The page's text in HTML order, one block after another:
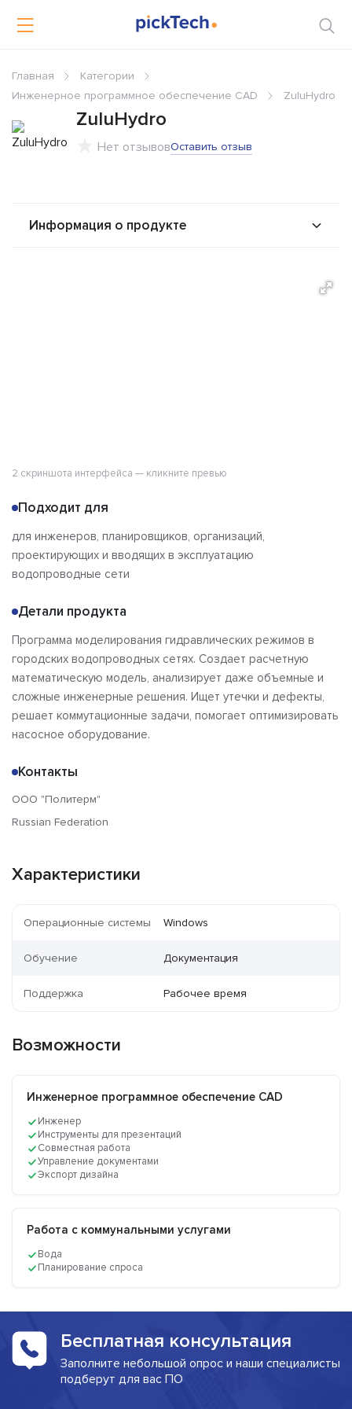
Главная
Категории
Инженерное программное обеспечение CAD
ZuluHydro
ZuluHydro
Нет отзывовОставить отзыв
Информация о продукте
2 скриншота интерфейса — кликните превью
Подходит для
для инженеров, планировщиков, организаций,
проектирующих и вводящих в эксплуатацию
водопроводные сети
Детали продукта
Программа моделирования гидравлических режимов в
городских водопроводных сетях. Создает расчетную
математическую модель, анализирует даже объемные и
сложные инженерные решения. Ищет утечки и дефекты,
решает коммутационные задачи, помогает оптимизировать
насосное оборудование.
Контакты
ООО "Политерм"
Russian Federation
Характеристики
Операционные системы Windows
Обучение Документация
Поддержка Рабочее время
Возможности
Инженерное программное обеспечение CAD
Инженер
Инструменты для презентаций
Совместная работа
Управление документами
Экспорт дизайна
Работа с коммунальными услугами
Вода
Планирование спроса
Бесплатная консультация
Заполните небольшой опрос и наши специалисты
подберут для вас ПО